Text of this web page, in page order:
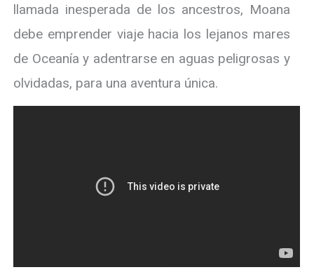
llamada inesperada de los ancestros, Moana
debe emprender viaje hacia los lejanos mares
de Oceanía y adentrarse en aguas peligrosas y
olvidadas, para una aventura única.